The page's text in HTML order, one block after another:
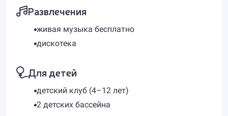
Развлечения
живая музыка бесплатно
дискотека
Для детей
детский клуб (4–12 лет)
2 детских бассейна